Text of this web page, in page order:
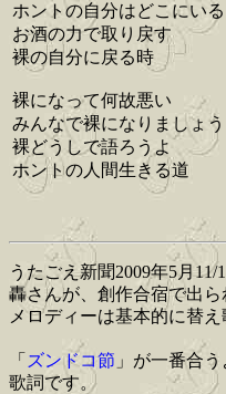
ホントの自分はどこにいる
お酒の力で取り戻す
裸の自分に戻る時
裸になって何故悪い
みんなで裸になりましょう
裸どうしで語ろうよ
ホントの人間生きる道
うたごえ新聞2009年5月11/
轟さんが、創作合宿で出ら
メロディーは基本的に替え
「 ズンドコ節 」が一番合
歌詞です。